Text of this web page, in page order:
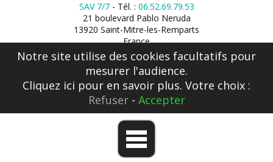
SAV 7/7- Tél. : 06.52.69.79.53
21 boulevard Pablo Neruda
13920 Saint-Mitre-les-Remparts
France
Notre site utilise des cookies facultatifs pour
mesurer l'audience.
Cliquez ici pour en savoir plus. Votre choix :
Refuser- Accepter